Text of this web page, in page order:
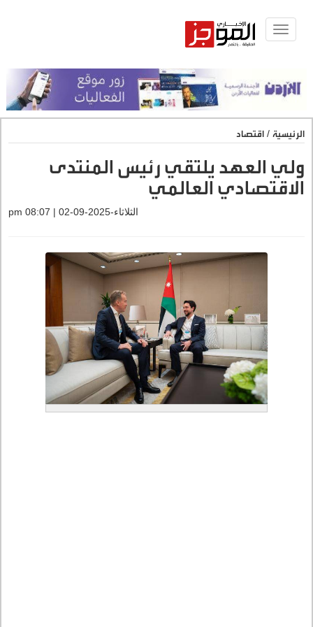
Toggle
الرئيسية / اقتصاد
ولي العهد يلتقي رئيس المنتدى
الاقتصادي العالمي
الثلاثاء-2025-09-02 | 08:07 pm